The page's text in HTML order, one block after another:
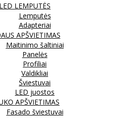
LED LEMPUTĖS
Lemputės
Adapteriai
APŠVIETIMAS
Maitinimo šaltiniai
Panelės
Profiliai
Valdikliai
Šviestuvai
LED juostos
APŠVIETIMAS
Fasado šviestuvai